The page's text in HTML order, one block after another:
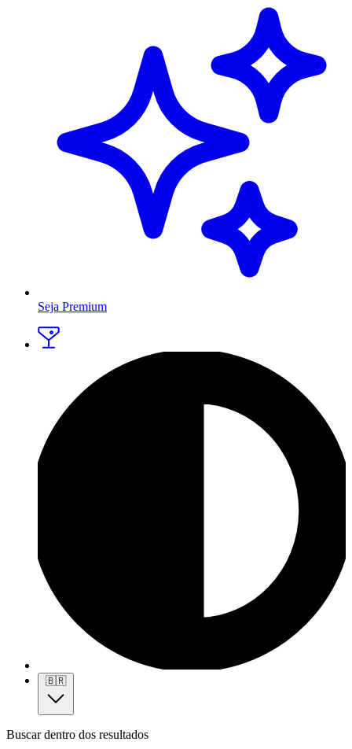
Seja Premium
🇧🇷
Buscar dentro dos resultados